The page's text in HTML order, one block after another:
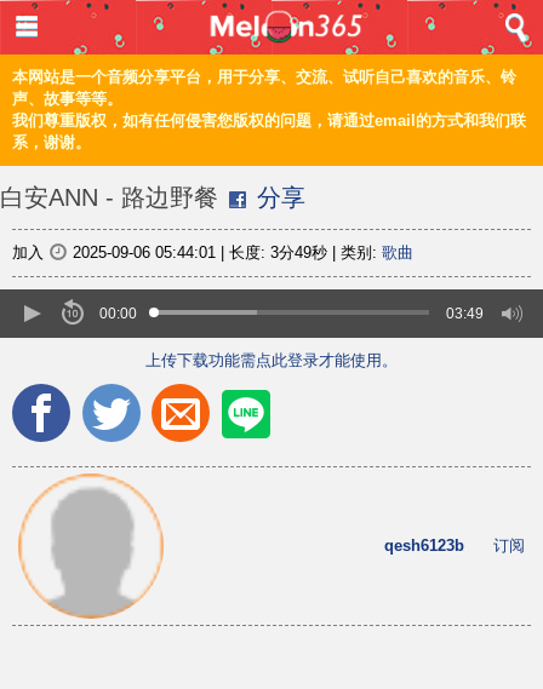
本网站是一个音频分享平台，用于分享、交流、试听自己喜欢的音乐、铃
声、故事等等。
我们尊重版权，如有任何侵害您版权的问题，请通过email的方式和我们联
系，谢谢。
白安ANN - 路边野餐 分享
加入 2025-09-06 05:44:01 长度: 3分49秒 类别: 歌曲
00:00 03:49
上传下载功能需点此登录才能使用。
qesh6123b 订阅
登入 / 注册
首页
音乐
频道
编辑
正體
©2021 甜瓜365 Melon365 Melon365.com